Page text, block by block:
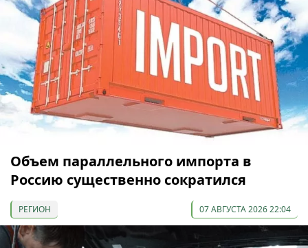
Объем параллельного импорта в
Россию существенно сократился
РЕГИОН 07 АВГУСТА 2026 22:04